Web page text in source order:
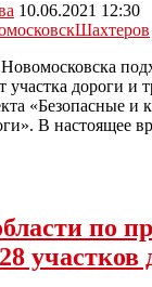
10.06.2021 12:30
Шахтеров
дороги и
«Безопасные и
В настоящее
по
участков